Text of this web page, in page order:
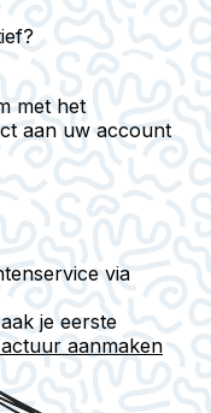
met het
aan uw account
via
je eerste
aanmaken